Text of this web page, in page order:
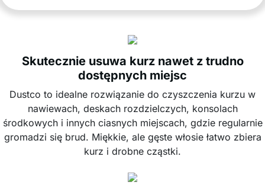
Skutecznie usuwa kurz nawet z trudno
dostępnych miejsc
Dustco to idealne rozwiązanie do czyszczenia kurzu w
nawiewach, deskach rozdzielczych, konsolach
środkowych i innych ciasnych miejscach, gdzie regularnie
gromadzi się brud. Miękkie, ale gęste włosie łatwo zbiera
kurz i drobne cząstki.